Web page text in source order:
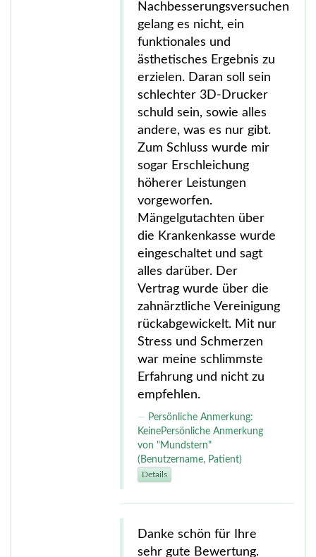
Nachbesserungsversuchen
gelang es nicht, ein
funktionales und
ästhetisches Ergebnis zu
erzielen. Daran soll sein
schlechter 3D-Drucker
schuld sein, sowie alles
andere, was es nur gibt.
Zum Schluss wurde mir
sogar Erschleichung
höherer Leistungen
vorgeworfen.
Mängelgutachten über
die Krankenkasse wurde
eingeschaltet und sagt
alles darüber. Der
Vertrag wurde über die
zahnärztliche Vereinigung
rückabgewickelt. Mit nur
Stress und Schmerzen
war meine schlimmste
Erfahrung und nicht zu
empfehlen.
Persönliche Anmerkung:
KeinePersönliche Anmerkung
von "Mundstern"
(Benutzername, Patient)
Details
Danke schön für Ihre
sehr gute Bewertung.